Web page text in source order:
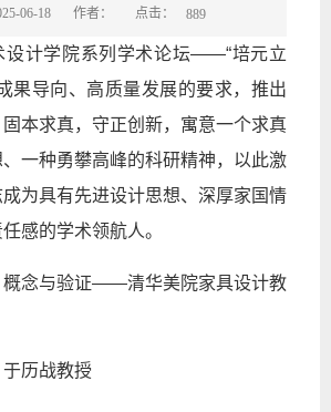
06-18 作者： 点击： 889
设计学院系列学术论坛——“培元立
果导向、高质量发展的要求，推出
本求真，守正创新，寓意一个求真
一种勇攀高峰的科研精神，以此激
为具有先进设计思想、深厚家国情
感的学术领航人。
概念与验证——清华美院家具设计教
历战教授